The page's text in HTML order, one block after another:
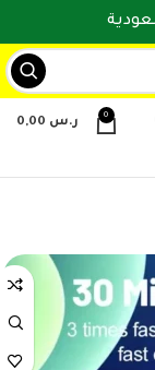
0
ر.س